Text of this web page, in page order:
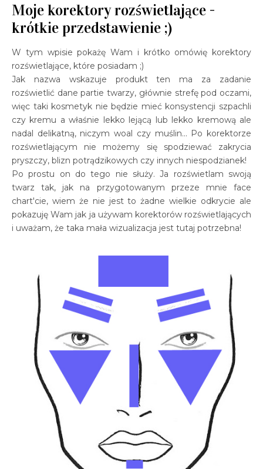
Moje korektory rozświetlające -
krótkie przedstawienie ;)
W tym wpisie pokażę Wam i krótko omówię korektory
rozświetlające, które posiadam ;)
Jak nazwa wskazuje produkt ten ma za zadanie
rozświetlić dane partie twarzy, głównie strefę pod oczami,
więc taki kosmetyk nie będzie mieć konsystencji szpachli
czy kremu a właśnie lekko lejącą lub lekko kremową ale
nadal delikatną, niczym woal czy muślin... Po korektorze
rozświetlającym nie możemy się spodziewać zakrycia
pryszczy, blizn potrądzikowych czy innych niespodzianek!
Po prostu on do tego nie służy. Ja rozświetlam swoją
twarz tak, jak na przygotowanym przeze mnie face
chart'cie, wiem że nie jest to żadne wielkie odkrycie ale
pokazuję Wam jak ja używam korektorów rozświetlających
i uważam, że taka mała wizualizacja jest tutaj potrzebna!